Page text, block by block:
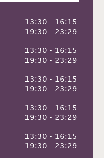
13:30 - 16:15
19:30 - 23:29
13:30 - 16:15
19:30 - 23:29
13:30 - 16:15
19:30 - 23:29
13:30 - 16:15
19:30 - 23:29
13:30 - 16:15
19:30 - 23:29